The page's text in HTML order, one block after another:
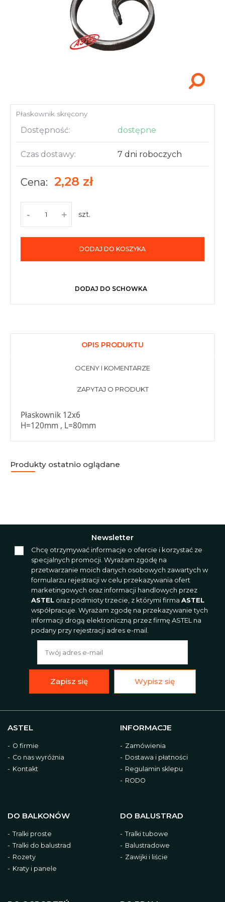
Akcesoria i narzędzia
Płaskownik skręcony
Dostępność: dostępne
Czas dostawy: 7 dni roboczych
Cena: 2,28 zł
- + szt.
DODAJ DO KOSZYKA
DODAJ DO SCHOWKA
OPIS PRODUKTU
OCENY I KOMENTARZE
ZAPYTAJ O PRODUKT
Płaskownik 12x6
H=120mm , L=80mm
Produkty ostatnio oglądane
ASTEL
O firmie
Co nas wyróżnia
Kontakt
INFORMACJE
Zamówienia
Dostawa i płatności
Regulamin sklepu
RODO
DO BALKONÓW
Tralki proste
Tralki do balustrad
Rozety
Kraty i panele
DO BALUSTRAD
Tralki tubowe
Balustradowe
Zawijki i liście
Newsletter
Chcę otrzymywać informacje o ofercie i korzystać ze
specjalnych promocji. Wyrażam zgodę na
przetwarzanie moich danych osobowych zawartych w
formularzu rejestracji w celu przekazywania ofert
marketingowych oraz informacji handlowych przez
ASTEL oraz podmioty trzecie, z którymi firma ASTEL
współpracuje. Wyrażam zgodę na przekazywanie tych
informacji drogą elektroniczną przez firmę ASTEL na
podany przy rejestracji adres e-mail.
Zapisz się Wypisz się